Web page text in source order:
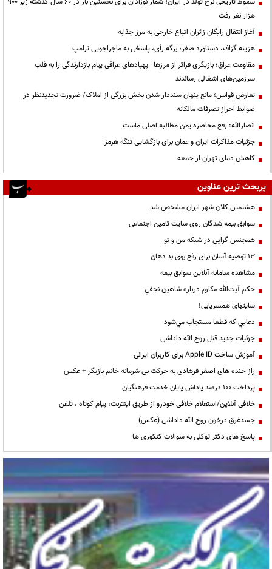
هزار نفر رفت
آغاز انتقال رایگان زائران اتباع خارجی به مرز چذابه
هزینه گزاف، دستاورد صفر؛ برگه رأی، پاسخی به ماجراجویی ترامپ
مقاومت عراق؛ بازیگری فراتر از مرزها | پهپادهای عراقی پیام بازدارندگی را به قلب
سرزمین‌های اشغالی رساندند
تعارض قوانین؛ مانع پنهان سنددار شدن بخش بزرگی از املاک/ ضرورت تجدیدنظر در
ضوابط احراز تصرفات مالکانه
انصارالله: رفع محاصره یمن مطالبه اصلی ماست
جزئیات مذاکرات ایران و عمان برای بازگشایی تنگه هرمز
کاهش دمای تهران از جمعه
پربحث ترین عناوین
هشتمین کلان شهر ایران مشخص شد
سوابق بیمه شدگان روی سایت تامین اجتماعی
همجنس گرایی در شبکه من و تو
13 توصیه آسان برای رفع بوی بد دهان
مشاهده سامانه آنلاين سوابق بیمه
حكم آيت‌الله مكارم درباره شاهين نجفي
سایتهای همسریابی!
دعايي كه قطعا مستجاب مي‌شود
جزئیات جدید قتل روح الله داداشی
آموزش ساخت Apple ID برای کاربران ایرانی
راز خنده های اصغر فرهادی به حرکت بی شرمانه خانم بازیگر + عکس
پرداخت ۱۰۰ درصد پاداش پایان خدمت فرهنگیان
خلافی آنلاین/استعلام خلافی خودرو از طریق اینترنت، پیام کوتاه ، تلفن
جسدغرق درخون روح الله داداشی (عکس)
پاسخ های دکتر توکلی به سوالات کنکوری ها